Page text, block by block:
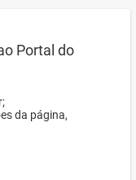
Portal do
da página,